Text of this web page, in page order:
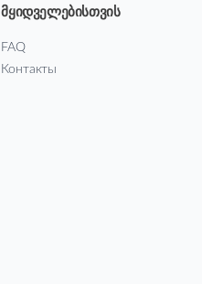
მყიდველებისთვის
FAQ
Контакты